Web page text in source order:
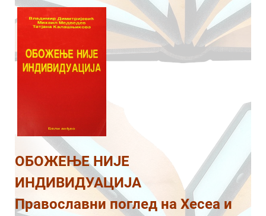
ОБОЖЕЊЕ НИЈЕ
ИНДИВИДУАЦИЈА
Православни поглед на Хесеа и